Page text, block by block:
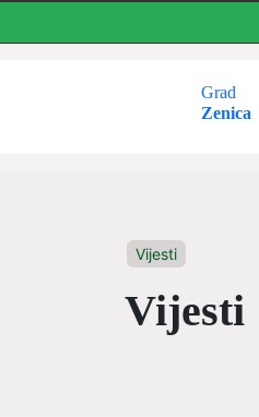
Grad
Zenica
Vijesti
Vijesti